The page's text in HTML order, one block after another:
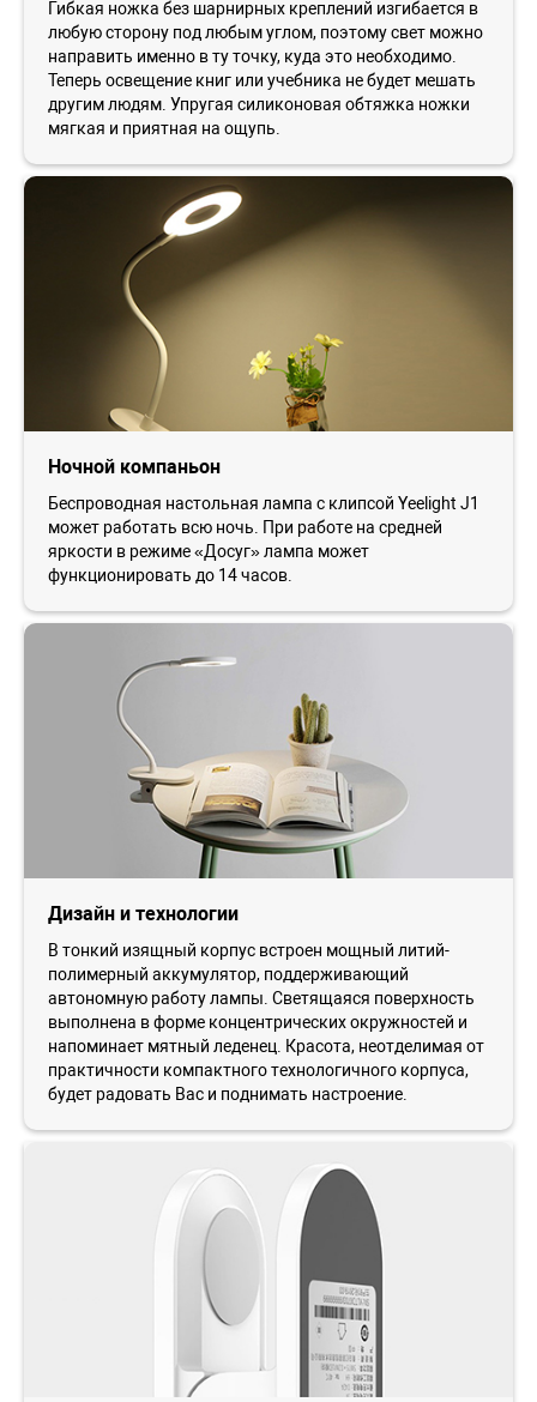
Гибкая ножка без шарнирных креплений изгибается в
любую сторону под любым углом, поэтому свет можно
направить именно в ту точку, куда это необходимо.
Теперь освещение книг или учебника не будет мешать
другим людям. Упругая силиконовая обтяжка ножки
мягкая и приятная на ощупь.
Ночной компаньон
Беспроводная настольная лампа с клипсой Yeelight J1
может работать всю ночь. При работе на средней
яркости в режиме «Досуг» лампа может
функционировать до 14 часов.
Дизайн и технологии
В тонкий изящный корпус встроен мощный литий-
полимерный аккумулятор, поддерживающий
автономную работу лампы. Светящаяся поверхность
выполнена в форме концентрических окружностей и
напоминает мятный леденец. Красота, неотделимая от
практичности компактного технологичного корпуса,
будет радовать Вас и поднимать настроение.